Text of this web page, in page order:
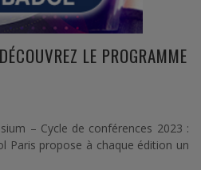
LE PROGRAMME
– Cycle de conférences 2023 :
Paris propose à chaque édition un